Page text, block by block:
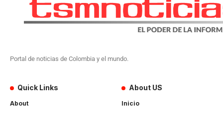
Portal de noticias de Colombia y el mundo.
Quick Links
About
About US
Inicio